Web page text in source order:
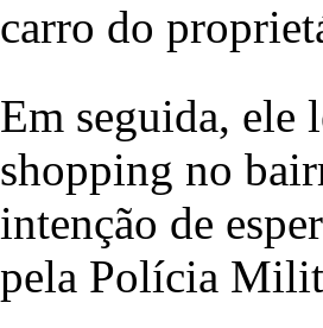
carro do
Em seguida, ele
shopping no
intenção de
pela Polícia